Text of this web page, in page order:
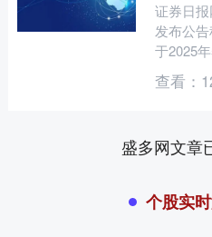
证券日
发布公
于2025
《公司
等。....
查看：
盛多网文章
个股实